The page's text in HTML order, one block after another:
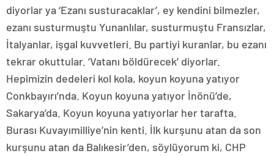
diyorlar ya ‘Ezanı susturacaklar’, ey kendini bilmezler,
ezanı susturmuştu Yunanlılar, susturmuştu Fransızlar,
İtalyanlar, işgal kuvvetleri. Bu partiyi kuranlar, bu ezanı
tekrar okuttular. ‘Vatanı böldürecek’ diyorlar.
Hepimizin dedeleri kol kola, koyun koyuna yatıyor
Conkbayırı’nda. Koyun koyuna yatıyor İnönü’de,
Sakarya’da. Koyun koyuna yatıyorlar her tarafta.
Burası Kuvayımilliye’nin kenti. İlk kurşunu atan da son
kurşunu atan da Balıkesir’den, söylüyorum ki, CHP